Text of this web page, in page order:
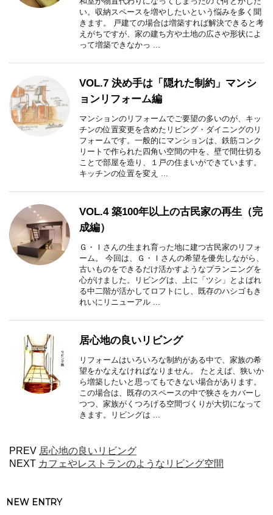
い。収納スペースを増やしたいという悩みを多く聞
きます。 戸建ての場合は増築すれば解決できると考
えがちですが、家の建ち方や土地の広さや形状によ
って増築できなかっ ...
VOL.7 決め手は「隠れた制約」マンシ
ョンリフォーム編
マンションのリフォームでご要望の多いのが、キッ
チンの位置変更を含めたリビング・ダイニングのリ
フォームです。一般的にマンションは、鉄筋コンク
リートで作られた四角い空間の中を、壁で間仕切る
ことで部屋を造り、１戸の住まいができています。
キッチンの位置を変え ...
VOL.4 築100年以上の古民家の再生（完
成編）
Ｇ・Ｉさんの生まれ育った地に建つ古民家のリフォ
ーム。 今回は、Ｇ・Ｉさんの希望を優先しながら、
古いものをできるだけ活かすようなプランニングを
心がけました。リビングは、上に「ツシ」とよばれ
る中二階が活かしてロフトにし、既存のハシゴもき
れいにリニューアル ...
居心地の良いリビング
リフォームはいろいろな制約がある中で、家族の希
望をかなえなければなりません。 たとえば、狭いか
ら増築したいと思ってもできない場合があります。
この場合は、既存のスペースの中で狭さをカバーし
つつ、家族がくつろげる空間づくりが大切になって
きます。リビングは ...
PREV 居心地の良いリビング
NEXT カフェやレストランのようなリビング空間
NEW ENTRY